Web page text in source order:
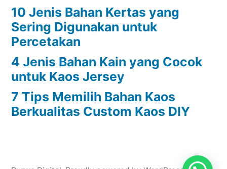
10 Jenis Bahan Kertas yang
Sering Digunakan untuk
Percetakan
4 Jenis Bahan Kain yang Cocok
untuk Kaos Jersey
7 Tips Memilih Bahan Kaos
Berkualitas Custom Kaos DIY